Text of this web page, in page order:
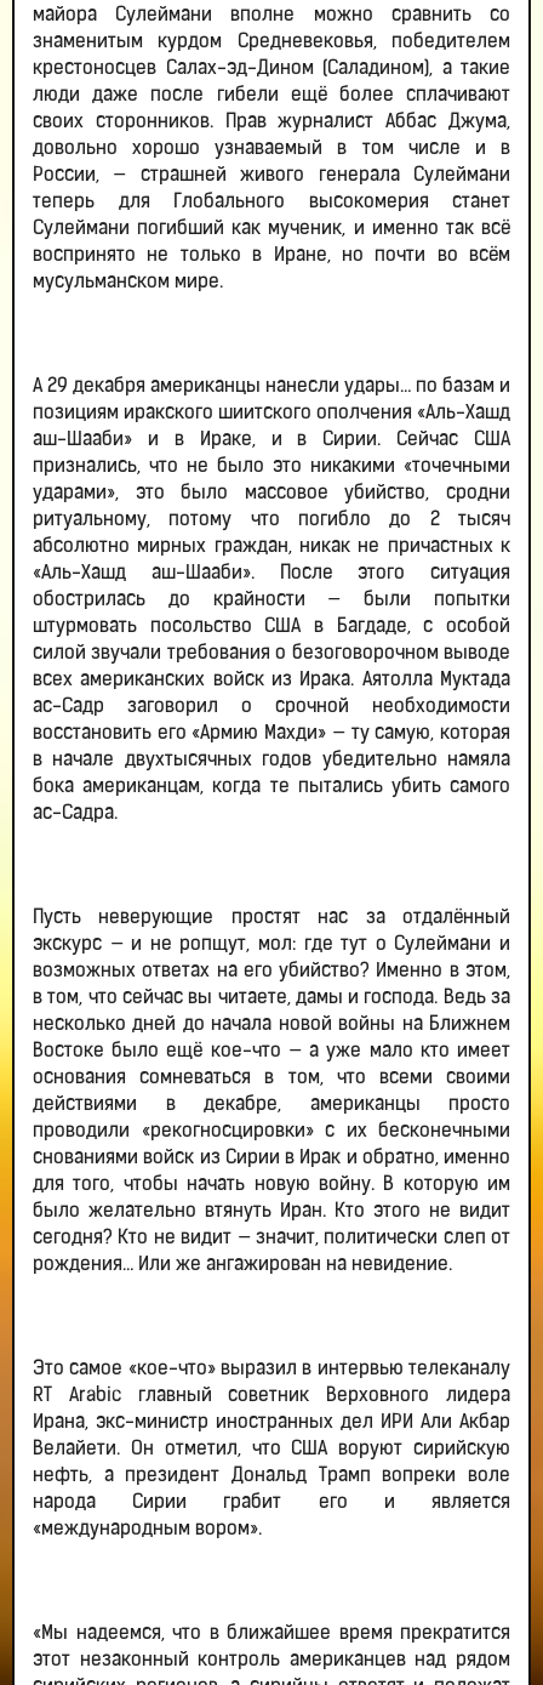
майора Сулеймани вполне можно сравнить со
знаменитым курдом Средневековья, победителем
крестоносцев Салах-эд-Дином (Саладином), а такие
люди даже после гибели ещё более сплачивают
своих сторонников. Прав журналист Аббас Джума,
довольно хорошо узнаваемый в том числе и в
России, — страшней живого генерала Сулеймани
теперь для Глобального высокомерия станет
Сулеймани погибший как мученик, и именно так всё
воспринято не только в Иране, но почти во всём
мусульманском мире.
А 29 декабря американцы нанесли удары… по базам и
позициям иракского шиитского ополчения «Аль-Хашд
аш-Шааби» и в Ираке, и в Сирии. Сейчас США
признались, что не было это никакими «точечными
ударами», это было массовое убийство, сродни
ритуальному, потому что погибло до 2 тысяч
абсолютно мирных граждан, никак не причастных к
«Аль-Хашд аш-Шааби». После этого ситуация
обострилась до крайности — были попытки
штурмовать посольство США в Багдаде, с особой
силой звучали требования о безоговорочном выводе
всех американских войск из Ирака. Аятолла Муктада
ас-Садр заговорил о срочной необходимости
восстановить его «Армию Махди» — ту самую, которая
в начале двухтысячных годов убедительно намяла
бока американцам, когда те пытались убить самого
ас-Садра.
Пусть неверующие простят нас за отдалённый
экскурс — и не ропщут, мол: где тут о Сулеймани и
возможных ответах на его убийство? Именно в этом,
в том, что сейчас вы читаете, дамы и господа. Ведь за
несколько дней до начала новой войны на Ближнем
Востоке было ещё кое-что — а уже мало кто имеет
основания сомневаться в том, что всеми своими
действиями в декабре, американцы просто
проводили «рекогносцировки» с их бесконечными
снованиями войск из Сирии в Ирак и обратно, именно
для того, чтобы начать новую войну. В которую им
было желательно втянуть Иран. Кто этого не видит
сегодня? Кто не видит — значит, политически слеп от
рождения… Или же ангажирован на невидение.
Это самое «кое-что» выразил в интервью телеканалу
RT Arabic главный советник Верховного лидера
Ирана, экс-министр иностранных дел ИРИ Али Акбар
Велайети. Он отметил, что США воруют сирийскую
нефть, а президент Дональд Трамп вопреки воле
народа Сирии грабит его и является
«международным вором».
«Мы надеемся, что в ближайшее время прекратится
этот незаконный контроль американцев над рядом